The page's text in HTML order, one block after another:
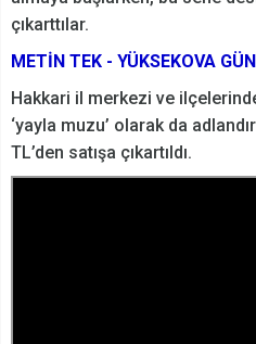
çıkarttılar.
METİN TEK - YÜKSEKOVA
Hakkari il merkezi ve
‘yayla muzu’ olarak da
TL’den satışa çıkartıldı.